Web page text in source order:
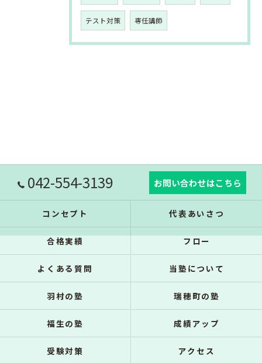
テスト対策 専任講師
042-554-3139 お問い合わせはこちら
コンセプト 代表あいさつ
合格実績 フロー
よくある質問 当塾について
羽村の塾 瑞穂町の塾
福生の塾 成績アップ
受験対策 アクセス